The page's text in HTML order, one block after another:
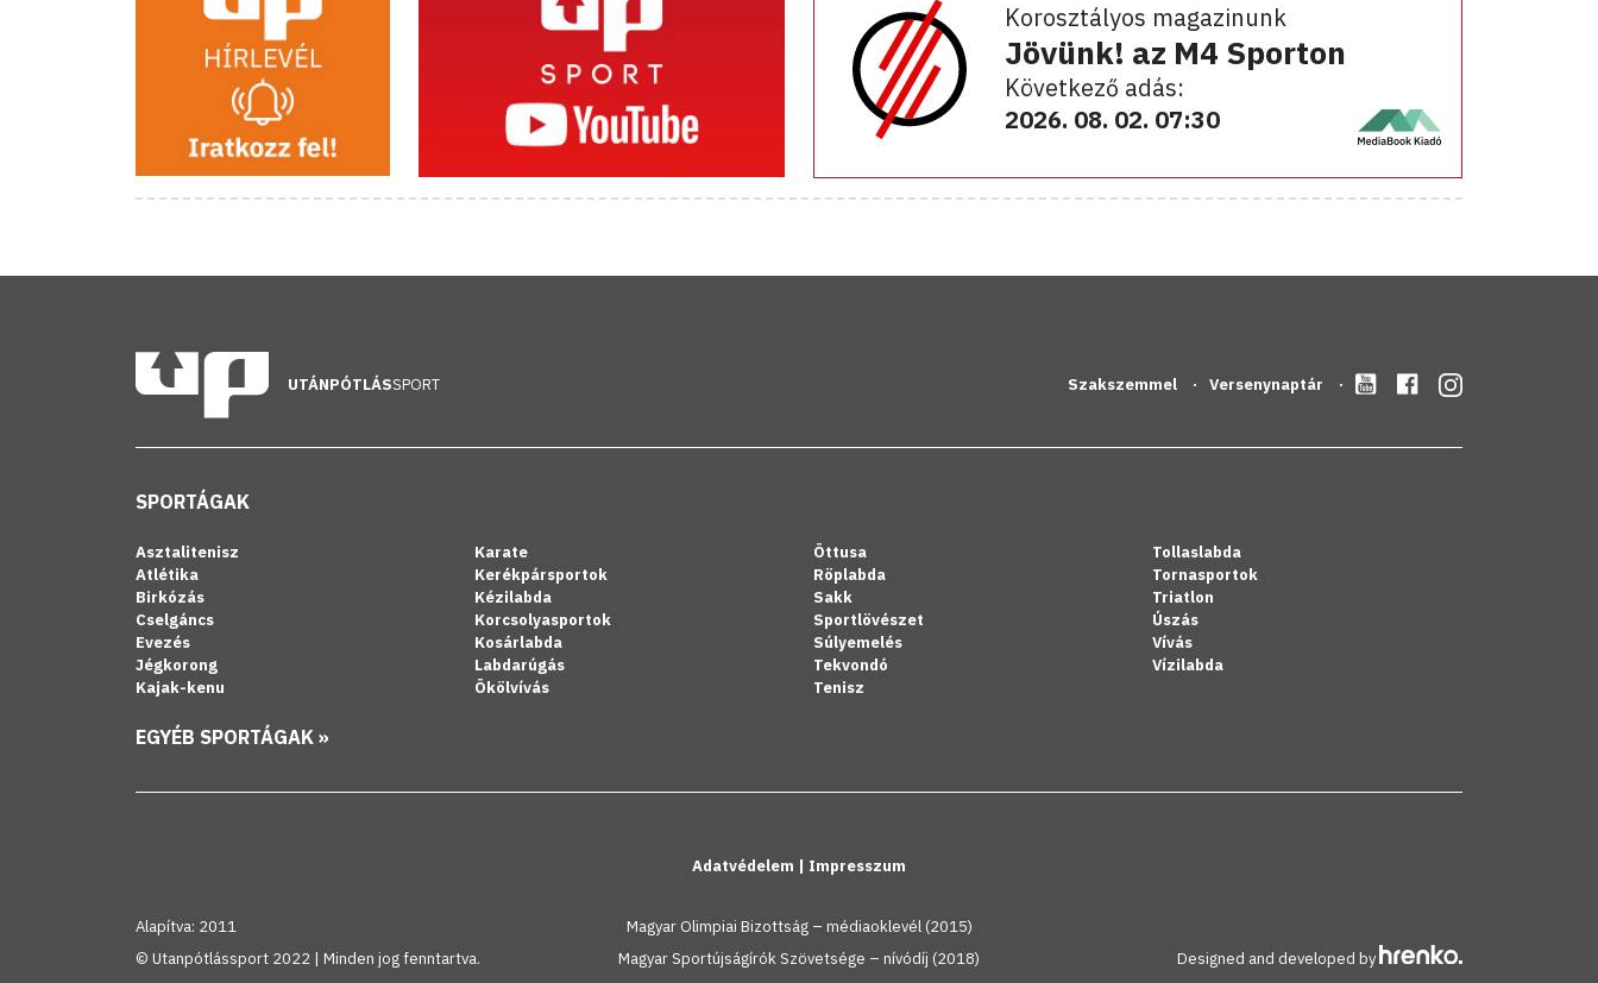
Korosztályos magazinunk
Jövünk! az M4 Sporton
Következő adás:
2026. 08. 02. 07:30
UTÁNPÓTLÁSSPORT Szakszemmel Versenynaptár
SPORTÁGAK
Asztalitenisz
Atlétika
Birkózás
Cselgáncs
Evezés
Jégkorong
Kajak-kenu
Karate
Kerékpársportok
Kézilabda
Korcsolyasportok
Kosárlabda
Labdarúgás
Ökölvívás
Öttusa
Röplabda
Sakk
Sportlövészet
Súlyemelés
Tekvondó
Tenisz
Tollaslabda
Tornasportok
Triatlon
Úszás
Vívás
Vízilabda
EGYÉB SPORTÁGAK »
Adatvédelem | Impresszum
Alapítva: 2011
© Utanpótlássport 2022 | Minden jog fenntartva.
Magyar Olimpiai Bizottság – médiaoklevél (2015)
Magyar Sportújságírók Szövetsége – nívódíj (2018)
Designed and developed by